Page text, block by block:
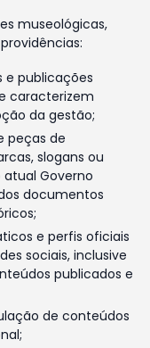
museológicas,
publicações
caracterizem
da gestão;
peças de
slogans ou
Governo
documentos
e perfis oficiais
sociais, inclusive
publicados e
de conteúdos